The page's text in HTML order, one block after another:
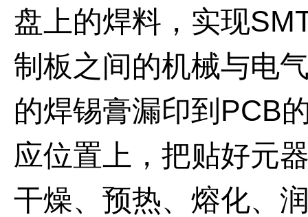
盘上的焊料，实现
制板之间的机械与电
的焊锡膏漏印到PCB
应位置上，把贴好元
干燥、预热、熔化、